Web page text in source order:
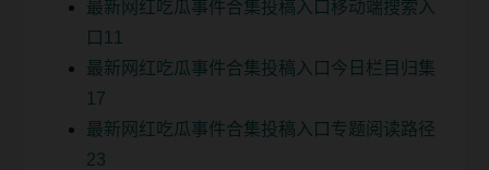
最新网红吃瓜事件合集投稿入口移动端搜索入
口11
最新网红吃瓜事件合集投稿入口今日栏目归集
17
最新网红吃瓜事件合集投稿入口专题阅读路径
23